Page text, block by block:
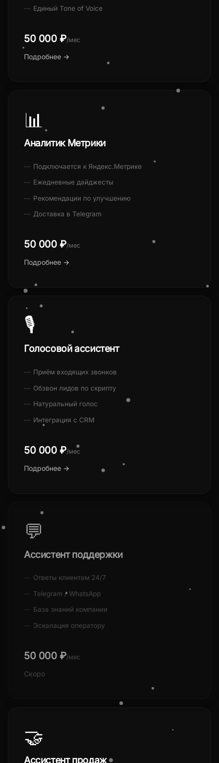
Единый Tone of Voice
50 000 ₽/мес
Подробнее →
📊
Аналитик Метрики
Подключается к Яндекс.Метрике
Ежедневные дайджесты
Рекомендации по улучшению
Доставка в Telegram
50 000 ₽/мес
Подробнее →
🎙
Голосовой ассистент
Приём входящих звонков
Обзвон лидов по скрипту
Натуральный голос
Интеграция с CRM
50 000 ₽/мес
Подробнее →
💬
Ассистент поддержки
Ответы клиентам 24/7
Telegram / WhatsApp
База знаний компании
Эскалация оператору
50 000 ₽/мес
Скоро
🤝
Ассистент продаж